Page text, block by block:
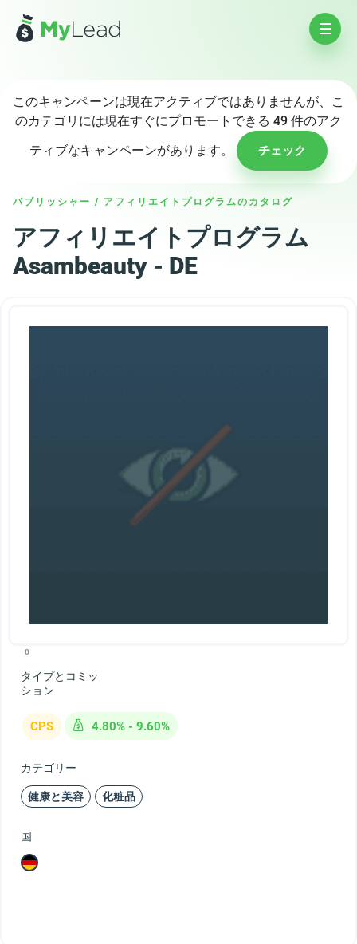
このキャンペーンは現在アクティブではありませんが、こ
のカテゴリには現在すぐにプロモートできる 49 件のアク
ティブなキャンペーンがあります。
チェック
パブリッシャー / アフィリエイトプログラムのカタログ
アフィリエイトプログラム
Asambeauty - DE
0
タイプとコミッ
ション
CPS 4.80% - 9.60%
カテゴリー
健康と美容 化粧品
国